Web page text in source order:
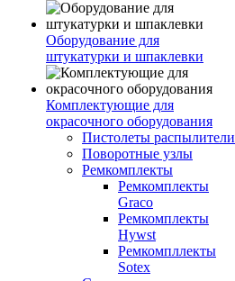
Оборудование для
штукатурки и шпаклевки
Комплектующие для
окрасочного оборудования
Пистолеты распылители
Поворотные узлы
Ремкомплекты
Ремкомплекты
Graco
Ремкомплекты
Hywst
Ремкомпллекты
Sotex